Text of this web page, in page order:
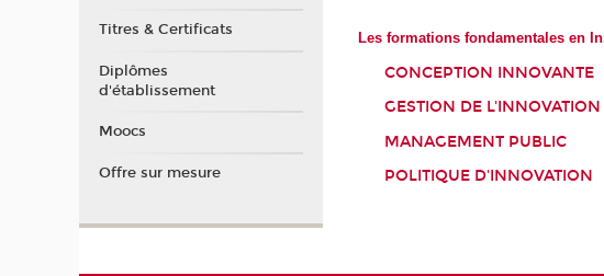
Les formations fondamentales en
CONCEPTION INNOVANTE
GESTION DE L'INNOVATION
MANAGEMENT PUBLIC
POLITIQUE D'INNOVATION
Titres & Certificats
Diplômes
d'établissement
Moocs
Offre sur mesure